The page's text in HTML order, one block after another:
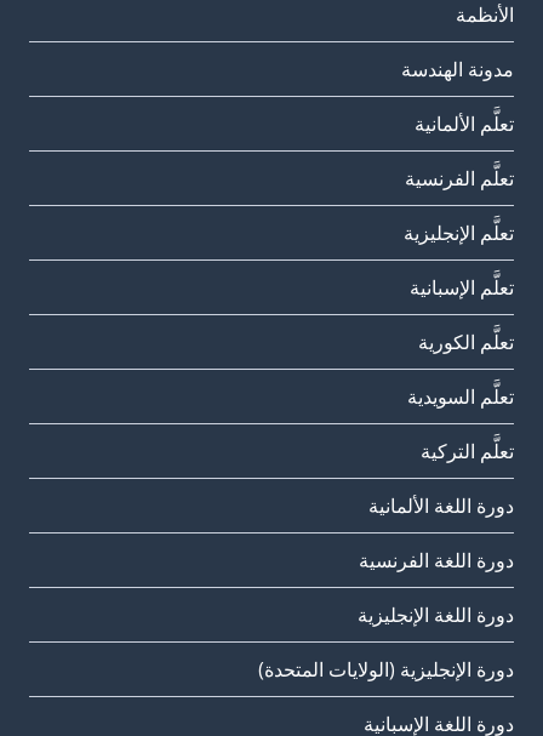
الأنظمة
مدونة الهندسة
تعلَّم الألمانية
تعلَّم الفرنسية
تعلَّم الإنجليزية
تعلَّم الإسبانية
تعلَّم الكورية
تعلَّم السويدية
تعلَّم التركية
دورة اللغة الألمانية
دورة اللغة الفرنسية
دورة اللغة الإنجليزية
دورة الإنجليزية (الولايات المتحدة)
دورة اللغة الإسبانية